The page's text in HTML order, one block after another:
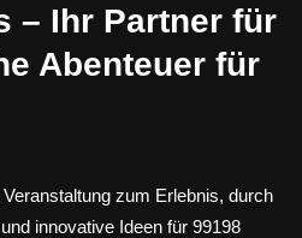
– Ihr Partner für
Abenteuer für
zum Erlebnis, durch
innovative Ideen für 99198